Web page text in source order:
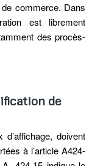
commerce. Dans
est librement
des procès-
de
doivent
à l’article A424-